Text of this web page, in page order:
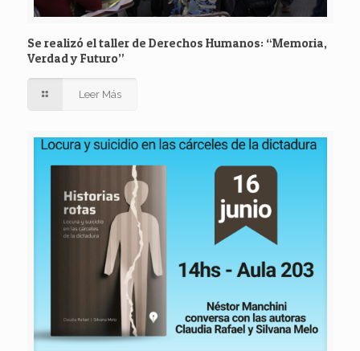
Se realizó el taller de Derechos Humanos: “Memoria,
Verdad y Futuro”
Leer Más